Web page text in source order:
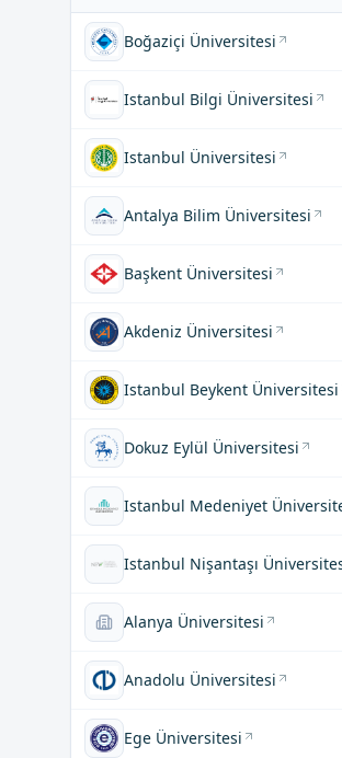
Boğaziçi Üniversitesi
Istanbul Bilgi Üniversitesi
Istanbul Üniversitesi
Antalya Bilim Üniversitesi
Başkent Üniversitesi
Akdeniz Üniversitesi
Istanbul Beykent Üniversitesi
Dokuz Eylül Üniversitesi
Istanbul Medeniyet
Istanbul Nişantaşı
Alanya Üniversitesi
Anadolu Üniversitesi
Ege Üniversitesi